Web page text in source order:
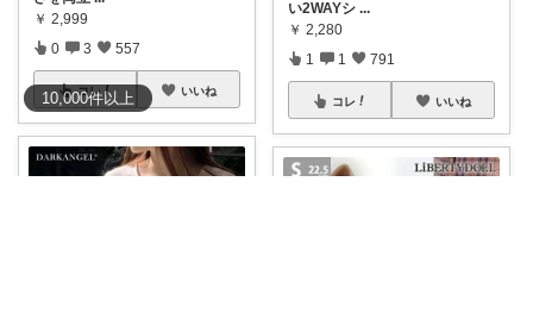
10,000件以上
￥ 2,999
0 3 557
コレ いいね
い2WAYシ ...
￥ 2,280
1 1 791
コレ いいね